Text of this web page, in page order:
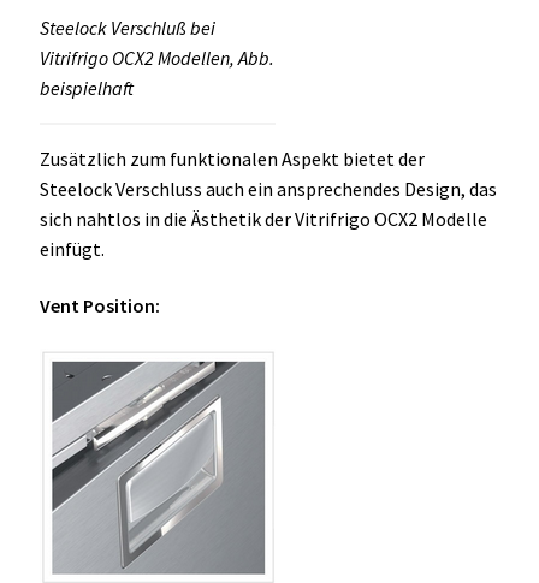
Steelock Verschluß bei
Vitrifrigo OCX2 Modellen, Abb.
beispielhaft
Zusätzlich zum funktionalen Aspekt bietet der
Steelock Verschluss auch ein ansprechendes Design, das
sich nahtlos in die Ästhetik der Vitrifrigo OCX2 Modelle
einfügt.
Vent Position: